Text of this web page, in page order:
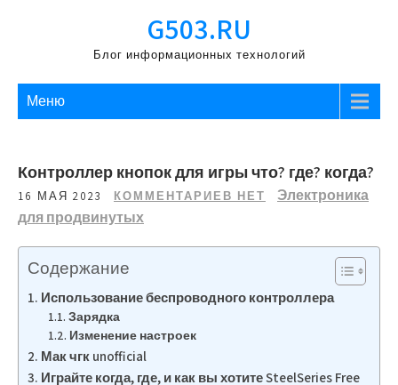
G503.RU
Блог информационных технологий
Меню
Контроллер кнопок для игры что? где? когда?
16 МАЯ 2023 КОММЕНТАРИЕВ НЕТ
Электроника
для продвинутых
Содержание
Использование беспроводного контроллера
Зарядка
Изменение настроек
Мак чгк unofficial
Играйте когда, где, и как вы хотите SteelSeries Free